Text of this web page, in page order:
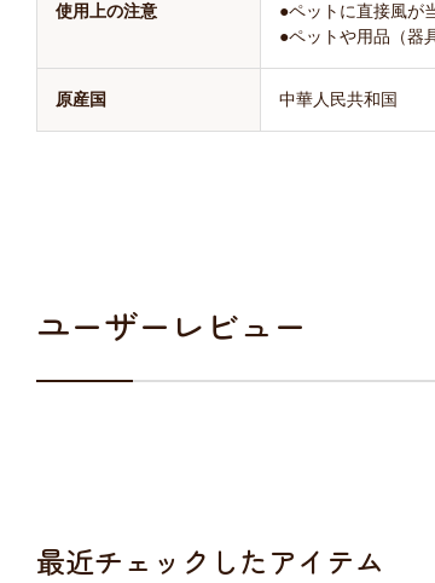
使用上の注意
●ペットに直接風が
●ペットや用品（器
原産国 中華人民共和国
ユーザーレビュー
最近チェックしたアイテム